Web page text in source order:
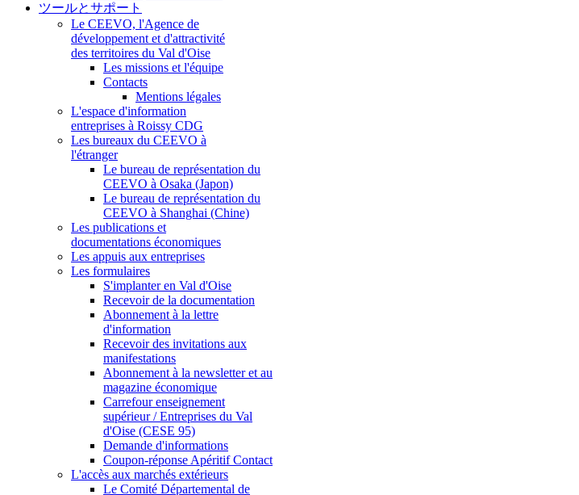
ツールとサポート
Le CEEVO, l'Agence de
développement et d'attractivité
des territoires du Val d'Oise
Les missions et l'équipe
Contacts
Mentions légales
L'espace d'information
entreprises à Roissy CDG
Les bureaux du CEEVO à
l'étranger
Le bureau de représentation du
CEEVO à Osaka (Japon)
Le bureau de représentation du
CEEVO à Shanghai (Chine)
Les publications et
documentations économiques
Les appuis aux entreprises
Les formulaires
S'implanter en Val d'Oise
Recevoir de la documentation
Abonnement à la lettre
d'information
Recevoir des invitations aux
manifestations
Abonnement à la newsletter et au
magazine économique
Carrefour enseignement
supérieur / Entreprises du Val
d'Oise (CESE 95)
Demande d'informations
Coupon-réponse Apéritif Contact
L'accès aux marchés extérieurs
Le Comité Départemental de